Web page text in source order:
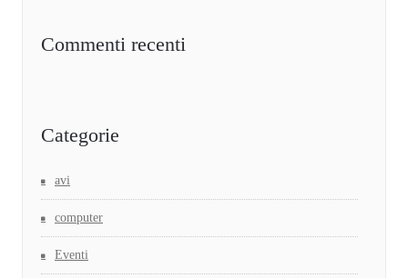
Commenti recenti
Categorie
avi
computer
Eventi